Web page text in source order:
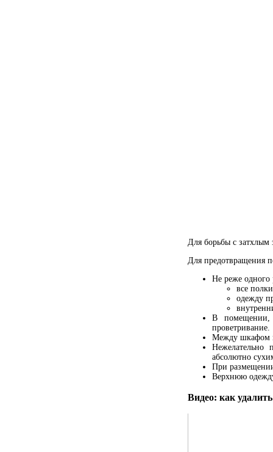
Для борьбы с затхлым
Для предотвращения
Не реже одного
все
одежду
В помещении,
проветривание.
Между шкафом и
абсолютно
При
Верхнюю
Видео: как